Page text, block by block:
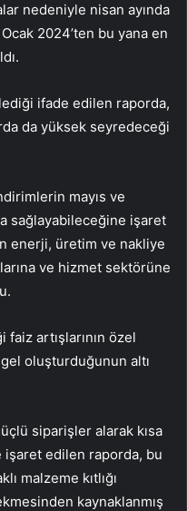
nedeniyle nisan ayında
2024’ten bu yana en
ifade edilen raporda,
da yüksek seyredeceği
mayıs ve
sağlayabileceğine işaret
enerji, üretim ve nakliye
ve hizmet sektörüne
faiz artışlarının özel
oluşturduğunun altı
siparişler alarak kısa
işaret edilen raporda, bu
malzeme kıtlığı
kaynaklanmış